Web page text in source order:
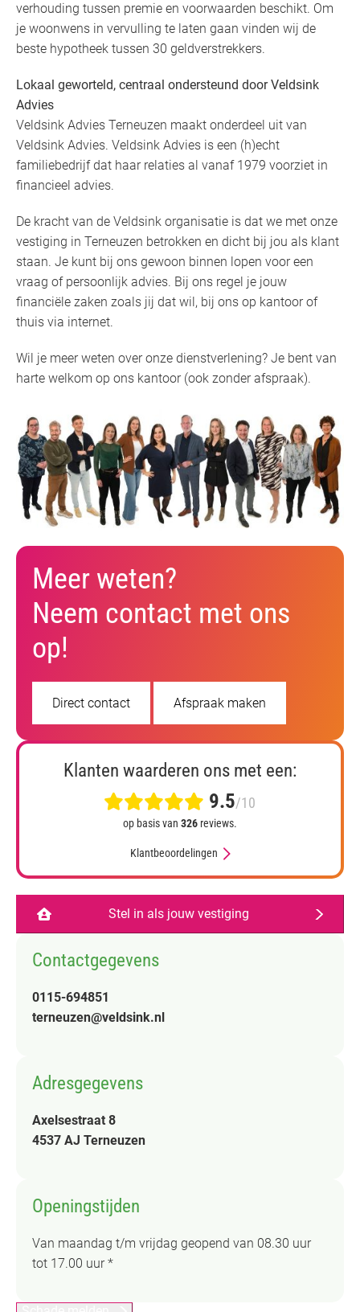
verhouding tussen premie en voorwaarden beschikt. Om
je woonwens in vervulling te laten gaan vinden wij de
beste hypotheek tussen 30 geldverstrekkers.
Lokaal geworteld, centraal ondersteund door Veldsink
Advies
Veldsink Advies Terneuzen maakt onderdeel uit van
Veldsink Advies. Veldsink Advies is een (h)echt
familiebedrijf dat haar relaties al vanaf 1979 voorziet in
financieel advies.
De kracht van de Veldsink organisatie is dat we met onze
vestiging in Terneuzen betrokken en dicht bij jou als klant
staan. Je kunt bij ons gewoon binnen lopen voor een
vraag of persoonlijk advies. Bij ons regel je jouw
financiële zaken zoals jij dat wil, bij ons op kantoor of
thuis via internet.
Wil je meer weten over onze dienstverlening? Je bent van
harte welkom op ons kantoor (ook zonder afspraak).
Meer weten?
Neem contact met ons
op!
Direct contact Afspraak maken
Klanten waarderen ons met een:
9.5/10
op basis van 326 reviews.
Klantbeoordelingen
Stel in als jouw vestiging
Contactgegevens
0115-694851
terneuzen@veldsink.nl
Adresgegevens
Axelsestraat 8
4537 AJ Terneuzen
Openingstijden
Van maandag t/m vrijdag geopend van 08.30 uur
tot 17.00 uur *